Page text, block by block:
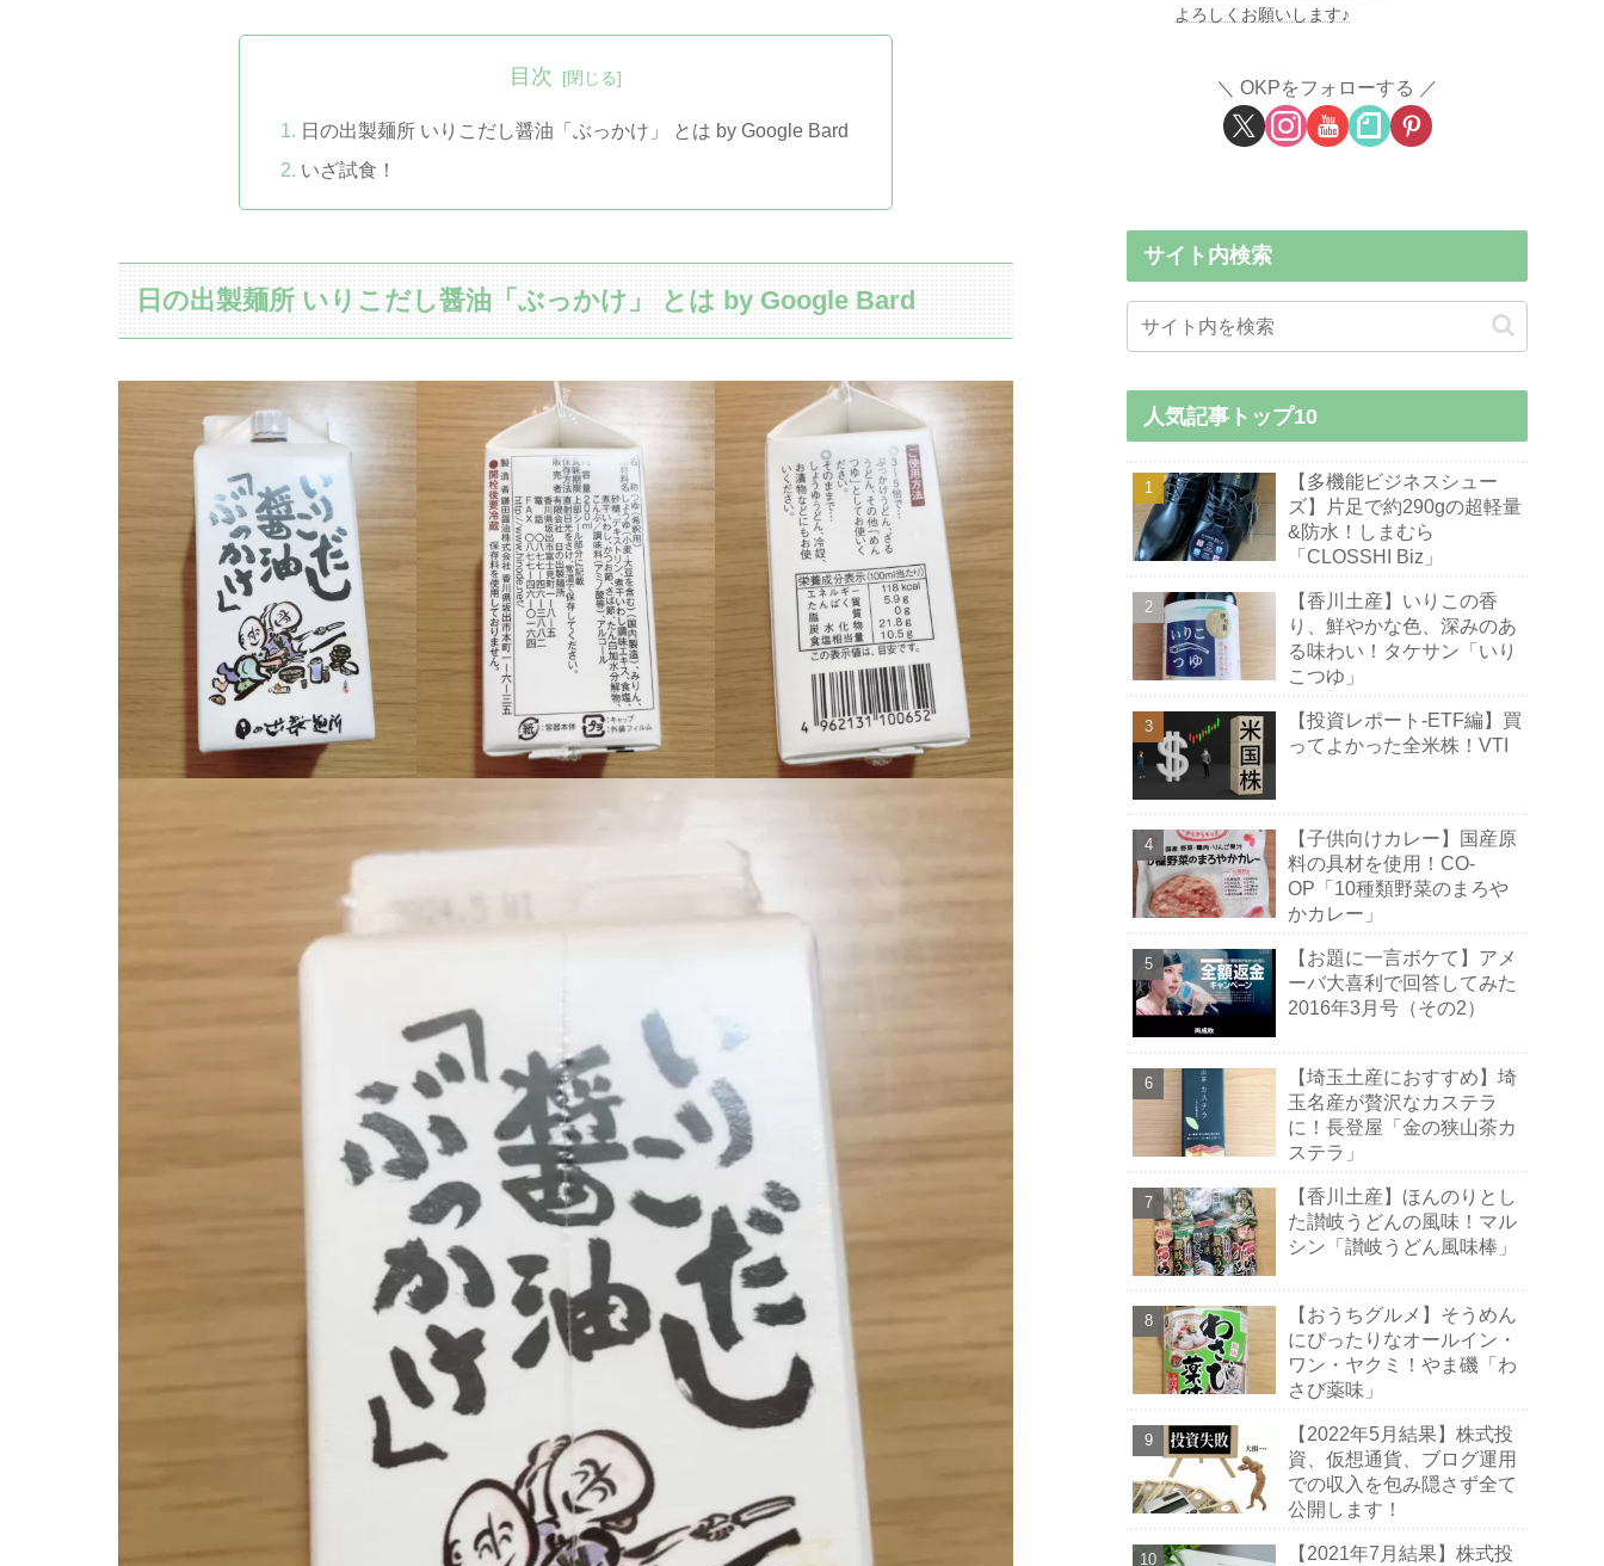
目次
日の出製麺所 いりこだし醤油「ぶっかけ」 とは by Google Bard
いざ試食！
日の出製麺所 いりこだし醤油「ぶっかけ」 とは by Google Bard
よろしくお願いします♪
OKPをフォローする
サイト内検索
人気記事トップ10
【多機能ビジネスシュー
ズ】片足で約290gの超軽量
&防水！しまむら
「CLOSSHI Biz」
【香川土産】いりこの香
り、鮮やかな色、深みのあ
る味わい！タケサン「いり
こつゆ」
【投資レポート-ETF編】買
ってよかった全米株！VTI
【子供向けカレー】国産原
料の具材を使用！CO-
OP「10種類野菜のまろや
かカレー」
【お題に一言ボケて】アメ
ーバ大喜利で回答してみた
2016年3月号（その2）
【埼玉土産におすすめ】埼
玉名産が贅沢なカステラ
に！長登屋「金の狭山茶カ
ステラ」
【香川土産】ほんのりとし
た讃岐うどんの風味！マル
シン「讃岐うどん風味棒」
【おうちグルメ】そうめん
にぴったりなオールイン・
ワン・ヤクミ！やま磯「わ
さび薬味」
【2022年5月結果】株式投
資、仮想通貨、ブログ運用
での収入を包み隠さず全て
公開します！
【2021年7月結果】株式投